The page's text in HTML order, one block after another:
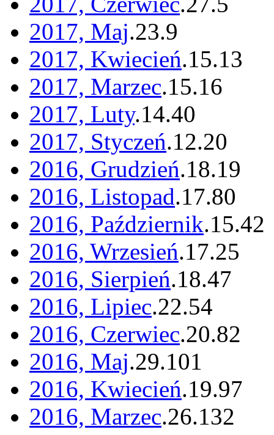
2017, Maj.23.9
2017, Kwiecień.15.13
2017, Marzec.15.16
2017, Luty.14.40
2017, Styczeń.12.20
2016, Grudzień.18.19
2016, Listopad.17.80
2016, Październik.15.42
2016, Wrzesień.17.25
2016, Sierpień.18.47
2016, Lipiec.22.54
2016, Czerwiec.20.82
2016, Maj.29.101
2016, Kwiecień.19.97
2016, Marzec.26.132